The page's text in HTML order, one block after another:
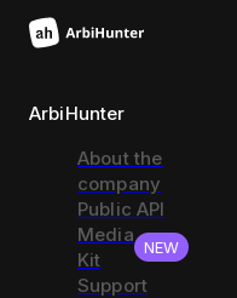
ArbiHunter
About the
company
Public API
Media
Kit
NEW
Support